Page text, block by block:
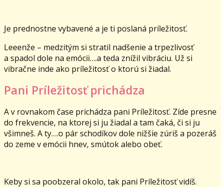
Je prednostne vybavené a je ti poslaná príležitosť.
Leeenže – medzitým si stratil nadšenie a trpezlivosť
a spadol dole na emócii….a teda znížil vibráciu. Už si
vibračne inde ako príležitosť o ktorú si žiadal.
Pani Príležitosť prichádza
A v rovnakom čase prichádza pani Príležitosť. Zíde presne
do frekvencie, na ktorej si ju žiadal a tam čaká, či si ju
všimneš. A ty….o pár schodíkov dole nižšie zúriš a pozeráš
do zeme v emócii hnev, smútok alebo obeť.
Keby si sa poobzeral okolo, tak pani Príležitosť vidíš.